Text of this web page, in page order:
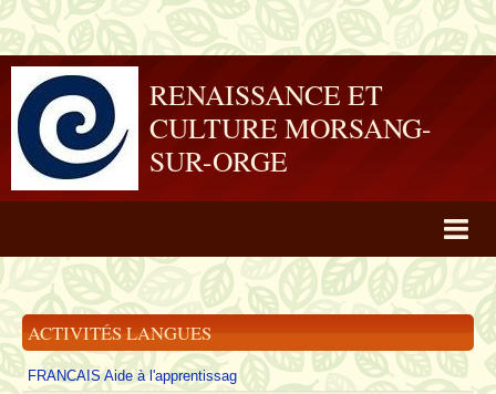
RENAISSANCE ET
CULTURE MORSANG-
SUR-ORGE
Album photo
Nos Activités
Contact
ACTIVITÉS LANGUES
FRANCAIS Aide à l'apprentissag